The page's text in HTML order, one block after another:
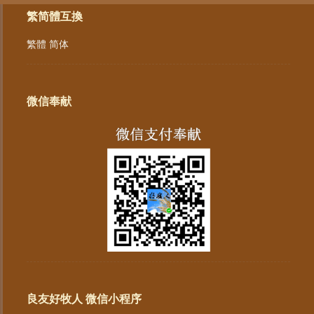
繁简體互換
繁體 简体
微信奉献
良友好牧人 微信小程序